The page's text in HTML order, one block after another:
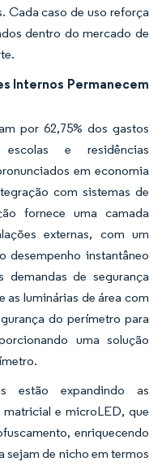
Cada caso de uso reforça
dentro do mercado de
Internos Permanecem
por 62,75% dos gastos
e residências
em economia
com sistemas de
fornece uma camada
externas, com um
desempenho instantâneo
de segurança
luminárias de área com
do perímetro para
uma solução
estão expandindo as
e microLED, que
enriquecendo
sejam de nicho em termos